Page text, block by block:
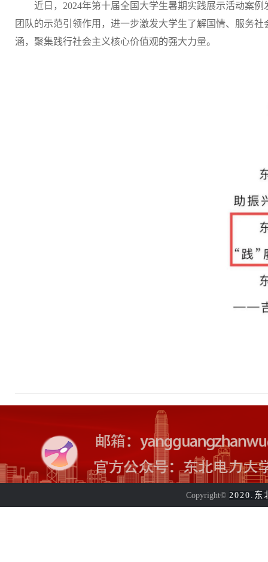
近日，2024年第十届全国大学生暑期实践展示活动案
团队的示范引领作用，进一步激发大学生了解国情、服务
涵，聚集践行社会主义核心价值观的强大力量。
Copyright© 2020. 东